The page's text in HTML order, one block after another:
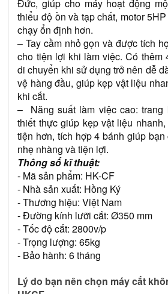
Đức, giúp cho máy hoạt động
thiểu độ ồn và tạp chất, motor
chạy ổn định hơn.
– Tay cầm nhỏ gọn và được tích
cho tiện lợi khi làm việc. Có thêm
di chuyển khi sử dụng trở nên dễ
vệ hàng đầu, giúp kẹp vật liệu
khi cắt.
–  Năng suất làm việc cao:
thiết thực giúp kẹp vật liệu
tiện hơn, tích hợp 4 bánh giúp
nhẹ nhàng và tiện lợi.
Thông số kĩ thuật:
- Mã sản phẩm: HK-CF
- Nhà sản xuất: Hồng Ký
- Thương hiệu: Việt Nam
- Đường kính lưỡi cắt: Ø350 mm
- Tốc độ cắt: 2800v/p
- Trọng lượng: 65kg
- Bảo hành: 6 tháng
Lý do bạn nên chọn máy cắt